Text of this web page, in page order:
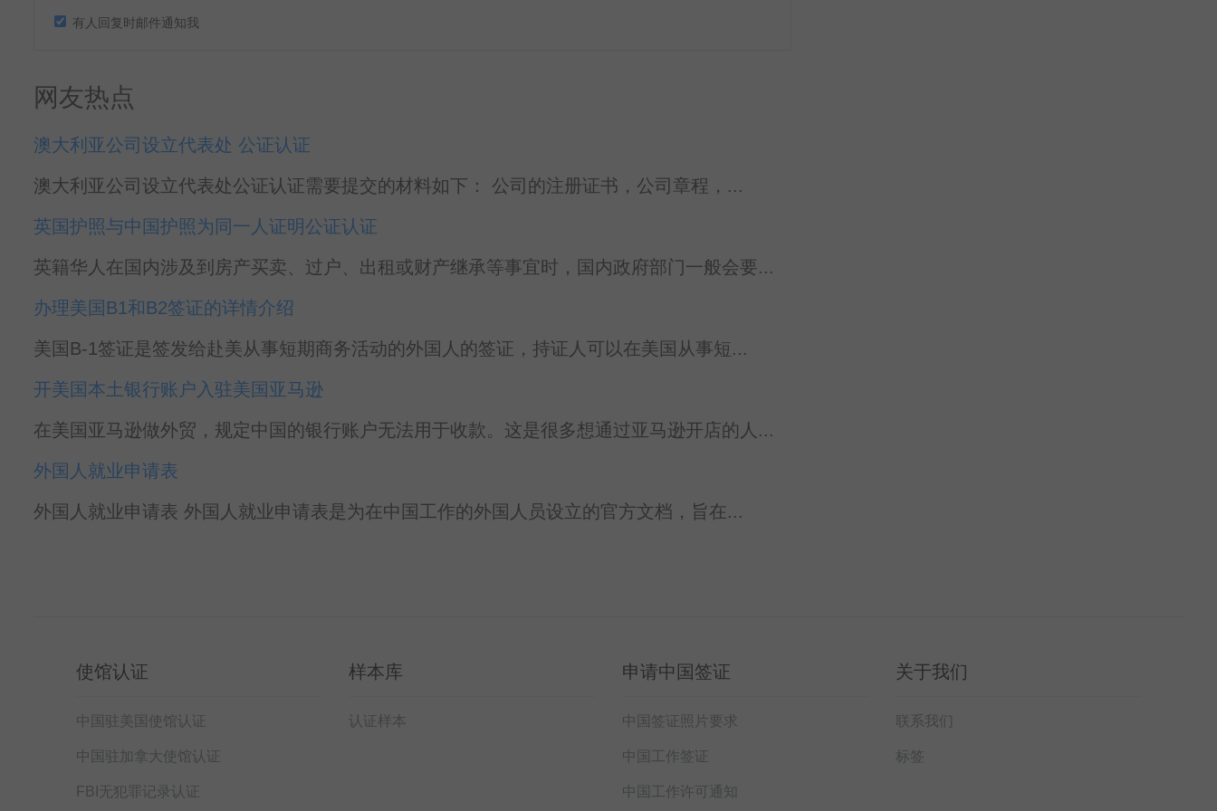
有人回复时邮件通知我
网友热点
澳大利亚公司设立代表处 公证认证
澳大利亚公司设立代表处公证认证需要提交的材料如下： 公司的注册证书，公司章程，...
英国护照与中国护照为同一人证明公证认证
英籍华人在国内涉及到房产买卖、过户、出租或财产继承等事宜时，国内政府部门一般会要...
办理美国B1和B2签证的详情介绍
美国B-1签证是签发给赴美从事短期商务活动的外国人的签证，持证人可以在美国从事短...
开美国本土银行账户入驻美国亚马逊
在美国亚马逊做外贸，规定中国的银行账户无法用于收款。这是很多想通过亚马逊开店的人...
外国人就业申请表
外国人就业申请表 外国人就业申请表是为在中国工作的外国人员设立的官方文档，旨在...
使馆认证
中国驻美国使馆认证
中国驻加拿大使馆认证
FBI无犯罪记录认证
样本库
认证样本
申请中国签证
中国签证照片要求
中国工作签证
中国工作许可通知
关于我们
联系我们
标签